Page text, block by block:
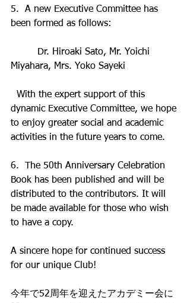
5.  A new Executive Committee has
been formed as follows:
Miyahara, Mrs. Yoko Sayeki
dynamic Executive Committee, we hope
to enjoy greater social and academic
activities in the future years to come.
6.  The 50th Anniversary Celebration
Book has been published and will be
distributed to the contributors. It will
be made available for those who wish
to have a copy.
A sincere hope for continued success
for our unique Club!
今年で52周年を迎えたアカデミー会に